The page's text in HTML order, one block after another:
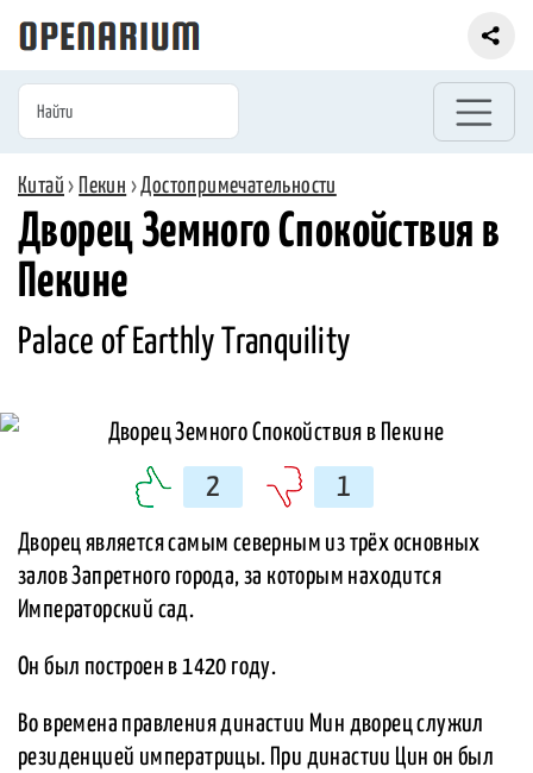
Китай › Пекин ›Достопримечательности
Дворец Земного Спокойствия в
Пекине
Palace of Earthly Tranquility
2 1
Дворец является самым северным из трёх основных
залов Запретного города, за которым находится
Императорский сад.
Он был построен в 1420 году.
Во времена правления династии Мин дворец служил
резиденцией императрицы. При династии Цин он был